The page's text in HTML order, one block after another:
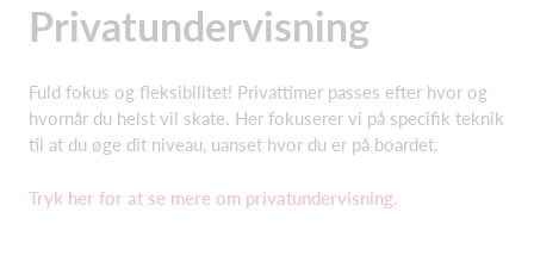
Privatundervisning
Fuld fokus og fleksibilitet! Privattimer passes efter hvor og
hvornår du helst vil skate. Her fokuserer vi på specifik teknik
til at du øge dit niveau, uanset hvor du er på boardet.
Tryk her for at se mere om privatundervisning.